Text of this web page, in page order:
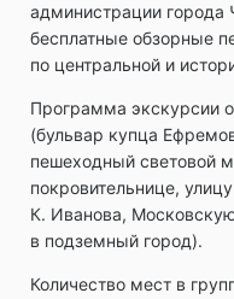
администрации города
бесплатные обзорные
по центральной и
Программа экскурсии
(бульвар купца
пешеходный световой
покровительнице,
К. Иванова,
в подземный город).
Количество мест в